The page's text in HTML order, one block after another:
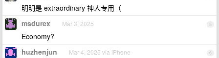
明明是 extraordinary 神人专用（
5
msdurex Mar 3, 2025
Economy?
6
huzhenjun Mar 4, 2025 via iPhone